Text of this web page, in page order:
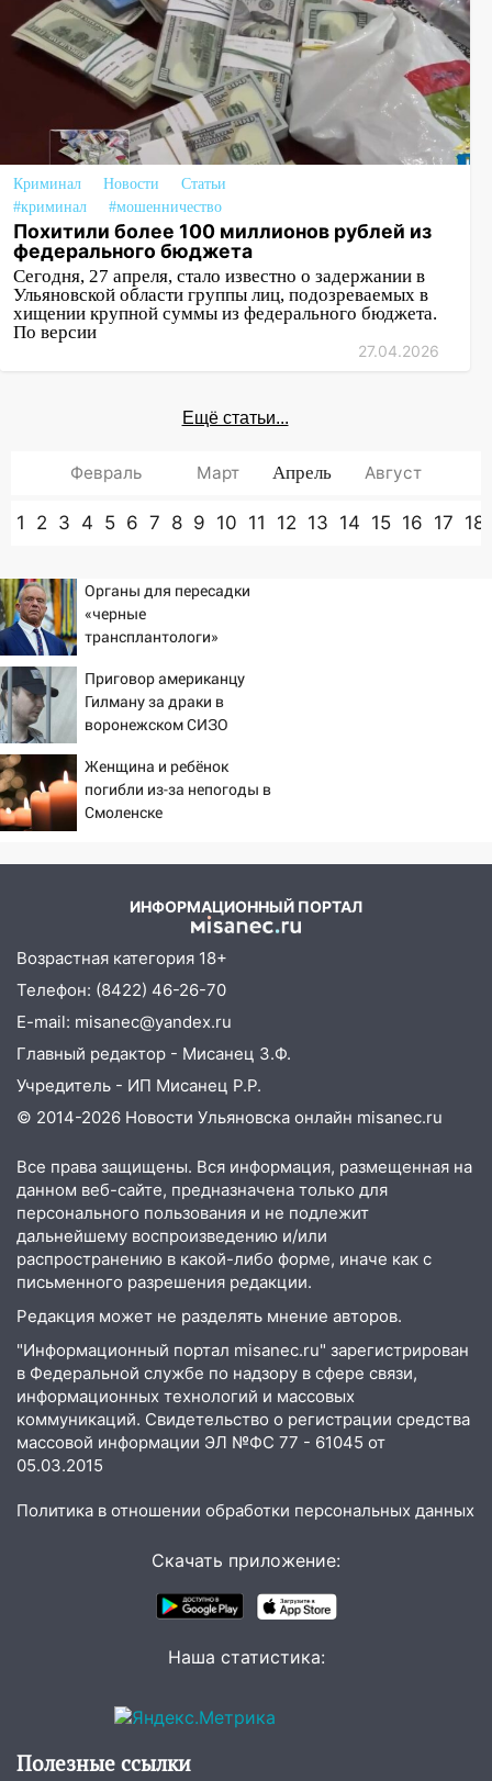
Криминал Новости
Статьи
#криминал
#мошенничество
Похитили более 100 миллионов рублей из
федерального бюджета
Сегодня, 27 апреля, стало известно о задержании в
Ульяновской области группы лиц, подозреваемых в
хищении крупной суммы из федерального бюджета.
По версии
27.04.2026
Ещё статьи...
Февраль Март Апрель Август
1 2 3 4 5 6 7 8 9 10 11 12 13 14 15 16 17 18
Органы для пересадки
«черные
трансплантологи»
пациентов
Приговор американцу
Гилману за драки в
воронежском СИЗО
Новости на Вести.ru
Женщина и ребёнок
погибли из-за непогоды в
Смоленске
ИНФОРМАЦИОННЫЙ ПОРТАЛ
Возрастная категория 18+
Телефон: (8422) 46-26-70
E-mail: misanec@yandex.ru
Главный редактор - Мисанец З.Ф.
Учредитель - ИП Мисанец Р.Р.
© 2014-2026 Новости Ульяновска онлайн misanec.ru
Все права защищены. Вся информация, размещенная на
данном веб-сайте, предназначена только для
персонального пользования и не подлежит
дальнейшему воспроизведению и/или
распространению в какой-либо форме, иначе как с
письменного разрешения редакции.
Редакция может не разделять мнение авторов.
"Информационный портал misanec.ru" зарегистрирован
в Федеральной службе по надзору в сфере связи,
информационных технологий и массовых
коммуникаций. Свидетельство о регистрации средства
массовой информации ЭЛ №ФС 77 - 61045 от
05.03.2015
Политика в отношении обработки персональных данных
Скачать приложение:
Наша статистика:
Полезные ссылки